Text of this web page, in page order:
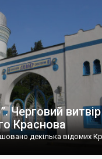
Черговий витвір
Краснова
декілька відомих